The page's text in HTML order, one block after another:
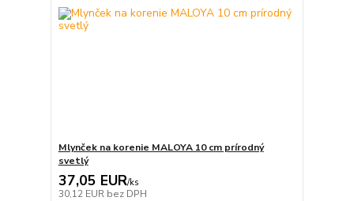
Mlynček na korenie MALOYA 10 cm prírodný
svetlý
37,05 EUR/ks
30,12 EUR bez DPH